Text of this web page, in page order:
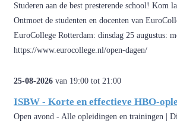
Studeren aan de best presterende school! Kom
Ontmoet de studenten en docenten van
EuroCollege Rotterdam: dinsdag 25 augustus:
https://www.eurocollege.nl/open-dagen/
25-08-2026 van 19:00 tot 21:00
ISBW - Korte en effectieve HBO-
Open avond - Alle opleidingen en trainingen |